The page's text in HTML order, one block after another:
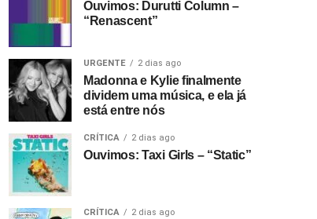
Ouvimos: Durutti Column –
“Renascent”
URGENTE 2 dias ago
Madonna e Kylie finalmente
dividem uma música, e ela já
está entre nós
CRÍTICA 2 dias ago
Ouvimos: Taxi Girls – “Static”
CRÍTICA 2 dias ago